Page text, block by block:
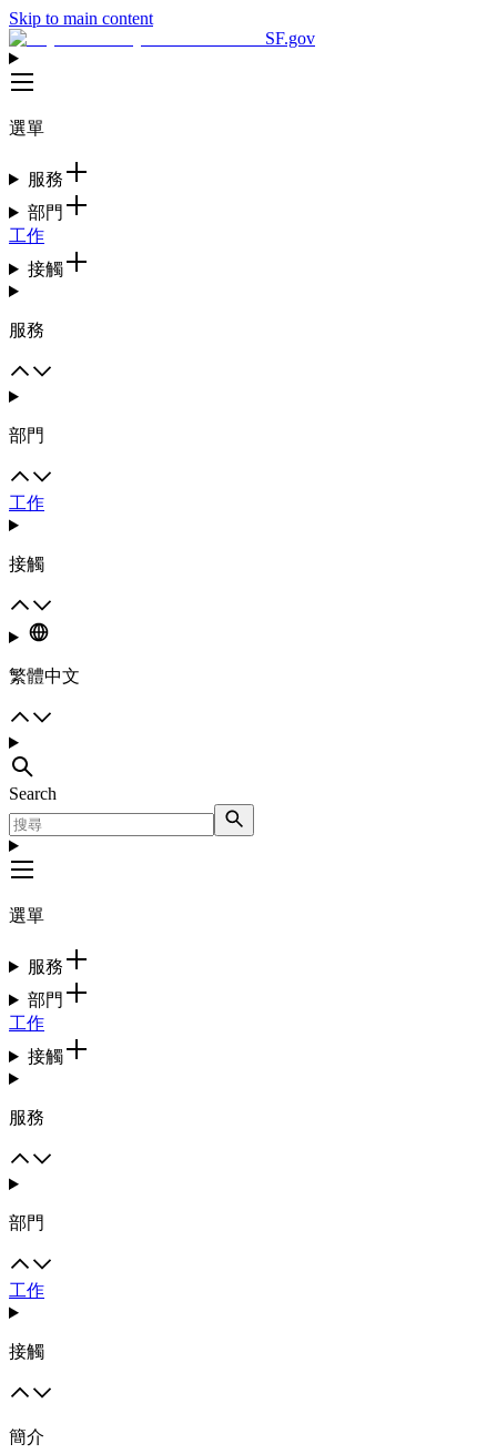
Skip to main content
SF.gov
選單
服務
部門
工作
接觸
服務
部門
工作
接觸
繁體中文
Search
選單
服務
部門
工作
接觸
服務
部門
工作
接觸
簡介